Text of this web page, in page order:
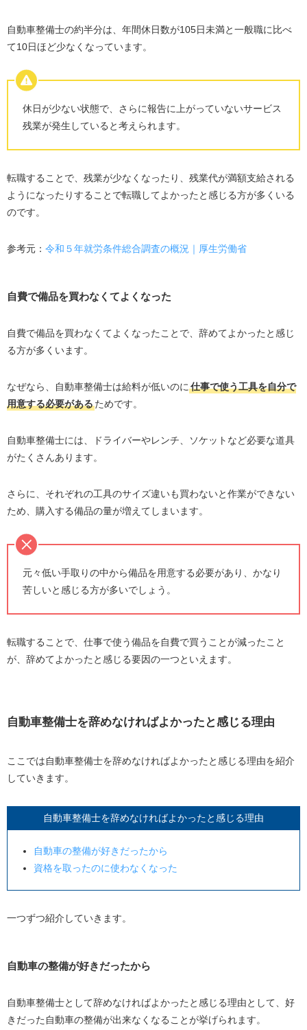
自動車整備士の約半分は、年間休日数が105日未満と一般職に比べ
て10日ほど少なくなっています。
休日が少ない状態で、さらに報告に上がっていないサービス
残業が発生していると考えられます。
転職することで、残業が少なくなったり、残業代が満額支給される
ようになったりすることで転職してよかったと感じる方が多くいる
のです。
参考元： 令和５年就労条件総合調査の概況｜厚生労働省
自費で備品を買わなくてよくなった
自費で備品を買わなくてよくなったことで、辞めてよかったと感じ
る方が多くいます。
なぜなら、自動車整備士は給料が低いのに 仕事で使う工具を自分で
用意する必要があるためです。
自動車整備士には、ドライバーやレンチ、ソケットなど必要な道具
がたくさんあります。
さらに、それぞれの工具のサイズ違いも買わないと作業ができない
ため、購入する備品の量が増えてしまいます。
元々低い手取りの中から備品を用意する必要があり、かなり
苦しいと感じる方が多いでしょう。
転職することで、仕事で使う備品を自費で買うことが減ったこと
が、辞めてよかったと感じる要因の一つといえます。
自動車整備士を辞めなければよかったと感じる理由
ここでは自動車整備士を辞めなければよかったと感じる理由を紹介
していきます。
自動車整備士を辞めなければよかったと感じる理由
自動車の整備が好きだったから
資格を取ったのに使わなくなった
一つずつ紹介していきます。
自動車の整備が好きだったから
自動車整備士として辞めなければよかったと感じる理由として、好
きだった自動車の整備が出来なくなることが挙げられます。